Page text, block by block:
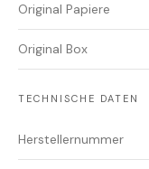
Original Papiere
Original Box
TECHNISCHE DATEN
Herstellernummer